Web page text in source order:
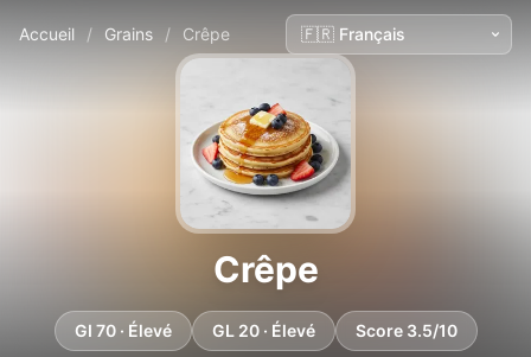
Accueil / Grains / Crêpe
Crêpe
GI 70 · Élevé GL 20 · Élevé Score 3.5/10